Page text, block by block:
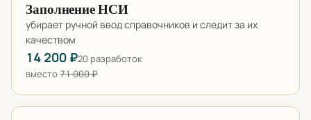
Заполнение НСИ
убирает ручной ввод справочников и следит за их
качеством
14 200 ₽20 разработок
вместо 71 000 ₽